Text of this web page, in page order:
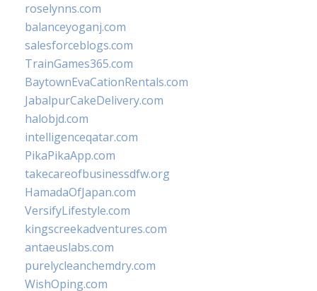
roselynns.com
balanceyoganj.com
salesforceblogs.com
TrainGames365.com
BaytownEvaCationRentals.com
JabalpurCakeDelivery.com
halobjd.com
intelligenceqatar.com
PikaPikaApp.com
takecareofbusinessdfw.org
HamadaOfJapan.com
VersifyLifestyle.com
kingscreekadventures.com
antaeuslabs.com
purelycleanchemdry.com
WishOping.com